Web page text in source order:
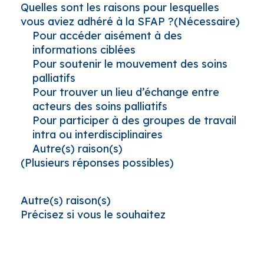
Quelles sont les raisons pour lesquelles
vous aviez adhéré à la SFAP ?(Nécessaire)
Pour accéder aisément à des
informations ciblées
Pour soutenir le mouvement des soins
palliatifs
Pour trouver un lieu d’échange entre
acteurs des soins palliatifs
Pour participer à des groupes de travail
intra ou interdisciplinaires
Autre(s) raison(s)
(Plusieurs réponses possibles)
Autre(s) raison(s)
Précisez si vous le souhaitez